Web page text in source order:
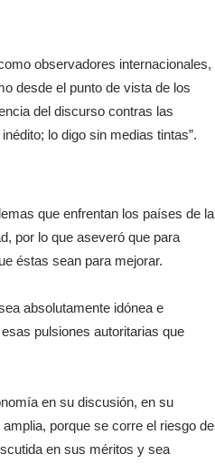
observadores internacionales,
desde el punto de vista de los
del discurso contras las
lo digo sin medias tintas”.
que enfrentan los países de la
por lo que aseveró que para
éstas sean para mejorar.
absolutamente idónea e
pulsiones autoritarias que
en su discusión, en su
porque se corre el riesgo de
en sus méritos y sea